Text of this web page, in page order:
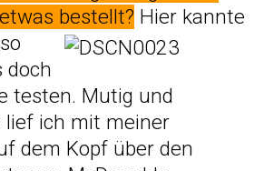
bestellt? Hier kannte
doch
testen. Mutig und
lief ich mit meiner
dem Kopf über den